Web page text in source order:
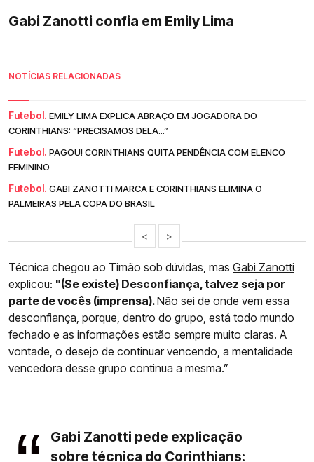
Gabi Zanotti confia em Emily Lima
NOTÍCIAS RELACIONADAS
Futebol. EMILY LIMA EXPLICA ABRAÇO EM JOGADORA DO
CORINTHIANS: “PRECISAMOS DELA...”
Futebol. PAGOU! CORINTHIANS QUITA PENDÊNCIA COM ELENCO
FEMININO
Futebol. GABI ZANOTTI MARCA E CORINTHIANS ELIMINA O
PALMEIRAS PELA COPA DO BRASIL
< >
Técnica chegou ao Timão sob dúvidas, mas Gabi Zanotti
explicou: "(Se existe) Desconfiança, talvez seja por
parte de vocês (imprensa).Não sei de onde vem essa
desconfiança, porque, dentro do grupo, está todo mundo
fechado e as informações estão sempre muito claras. A
vontade, o desejo de continuar vencendo, a mentalidade
vencedora desse grupo continua a mesma.”
Gabi Zanotti pede explicação
sobre técnica do Corinthians: